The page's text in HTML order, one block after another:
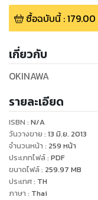
ซื้อฉบับนี้:179.00
เกี่ยวกับ
OKINAWA
รายละเอียด
ISBN : N/A
วันวางขาย : 13 มิ.ย. 2013
จำนวนหน้า : 259 หน้า
ประเภทไฟล์: PDF
ขนาดไฟล์: 259.97 MB
ประเทศ: TH
ภาษา : Thai